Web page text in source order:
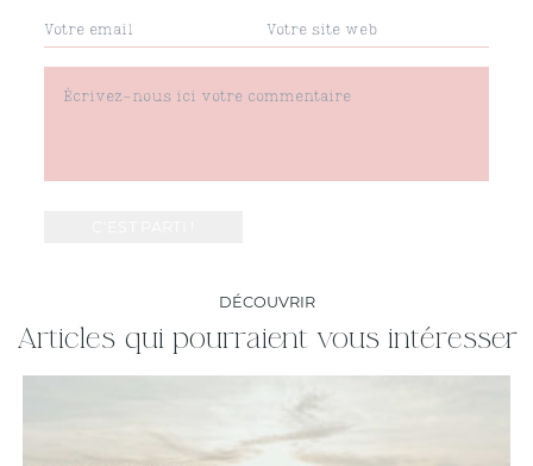
DÉCOUVRIR
Articles qui pourraient vous intéresser